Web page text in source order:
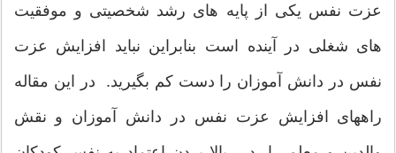
عزت نفس یکی از پایه های رشد شخصیتی و موفقیت
های شغلی در آینده است بنابراین نباید افزایش عزت
نفس در دانش آموزان را دست کم بگیرید. در این مقاله
راههای افزایش عزت نفس در دانش آموزان و نقش